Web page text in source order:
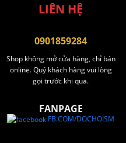
LIÊN HỆ
0901859284
Shop không mở cửa hàng, chỉ bán
online. Quý khách hàng vui lòng
gọi trước khi qua.
FANPAGE
FB.COM/DOCHOISM